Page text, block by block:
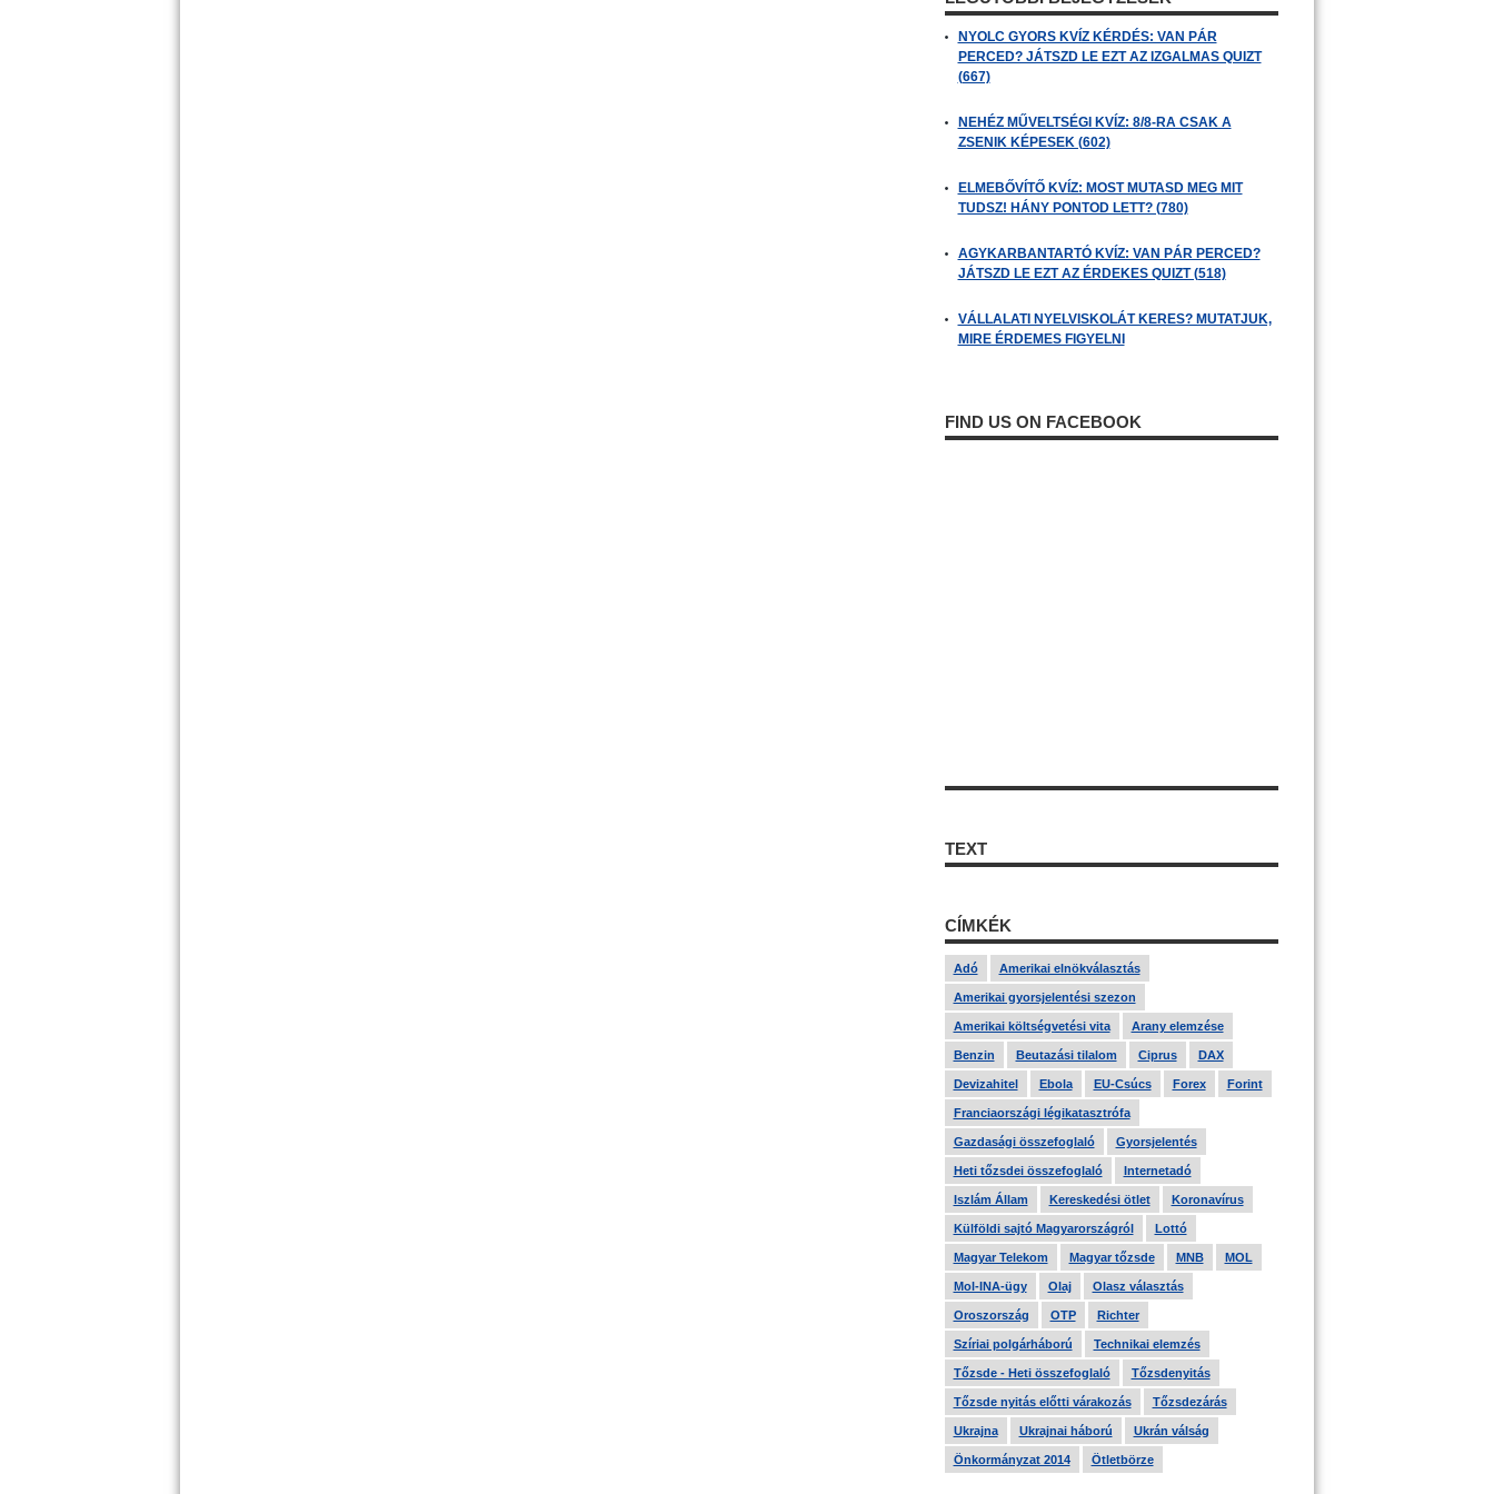
NYOLC GYORS KVÍZ KÉRDÉS: VAN PÁR
PERCED? JÁTSZD LE EZT AZ IZGALMAS QUIZT
(667)
NEHÉZ MŰVELTSÉGI KVÍZ: 8/8-RA CSAK A
ZSENIK KÉPESEK (602)
ELMEBŐVÍTŐ KVÍZ: MOST MUTASD MEG MIT
TUDSZ! HÁNY PONTOD LETT? (780)
AGYKARBANTARTÓ KVÍZ: VAN PÁR PERCED?
JÁTSZD LE EZT AZ ÉRDEKES QUIZT (518)
VÁLLALATI NYELVISKOLÁT KERES? MUTATJUK,
MIRE ÉRDEMES FIGYELNI
FIND US ON FACEBOOK
TEXT
CÍMKÉK
Adó Amerikai elnökválasztás
Amerikai gyorsjelentési szezon
Amerikai költségvetési vita Arany elemzése
Benzin Beutazási tilalom Ciprus DAX
Devizahitel Ebola EU-Csúcs Forex Forint
Franciaországi légikatasztrófa
Gazdasági összefoglaló Gyorsjelentés
Heti tőzsdei összefoglaló Internetadó
Iszlám Állam Kereskedési ötlet Koronavírus
Külföldi sajtó Magyarországról Lottó
Magyar Telekom Magyar tőzsde MNB MOL
Mol-INA-ügy Olaj Olasz választás
Oroszország OTP Richter
Szíriai polgárháború Technikai elemzés
Tőzsde - Heti összefoglaló Tőzsdenyitás
Tőzsde nyitás előtti várakozás Tőzsdezárás
Ukrajna Ukrajnai háború Ukrán válság
Önkormányzat 2014 Ötletbörze